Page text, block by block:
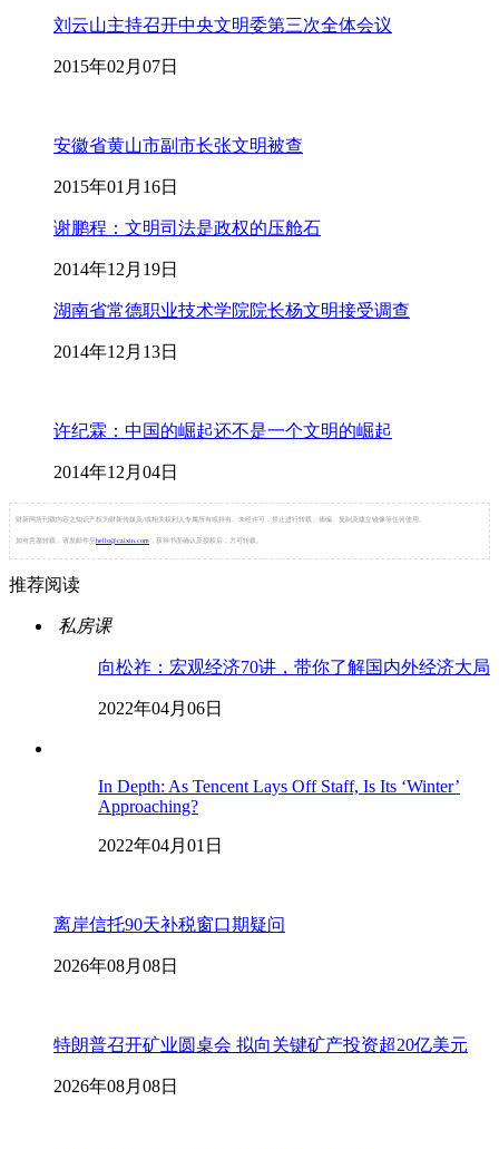
刘云山主持召开中央文明委第三次全体会议
2015年02月07日
安徽省黄山市副市长张文明被查
2015年01月16日
谢鹏程：文明司法是政权的压舱石
2014年12月19日
湖南省常德职业技术学院院长杨文明接受调查
2014年12月13日
许纪霖：中国的崛起还不是一个文明的崛起
2014年12月04日
财新网所刊载内容之知识产权为财新传媒及/或相关权利人专属所有或持有。未经许可，禁止进行转载、摘编、复制及建立镜像等任何使用。
如有意愿转载，请发邮件至 hello@caixin.com ，获得书面确认及授权后，方可转载。
推荐阅读
私房课
向松祚：宏观经济70讲，带你了解国内外经济大局
2022年04月06日
In Depth: As Tencent Lays Off Staff, Is Its ‘Winter’
Approaching?
2022年04月01日
离岸信托90天补税窗口期疑问
2026年08月08日
特朗普召开矿业圆桌会 拟向关键矿产投资超20亿美元
2026年08月08日